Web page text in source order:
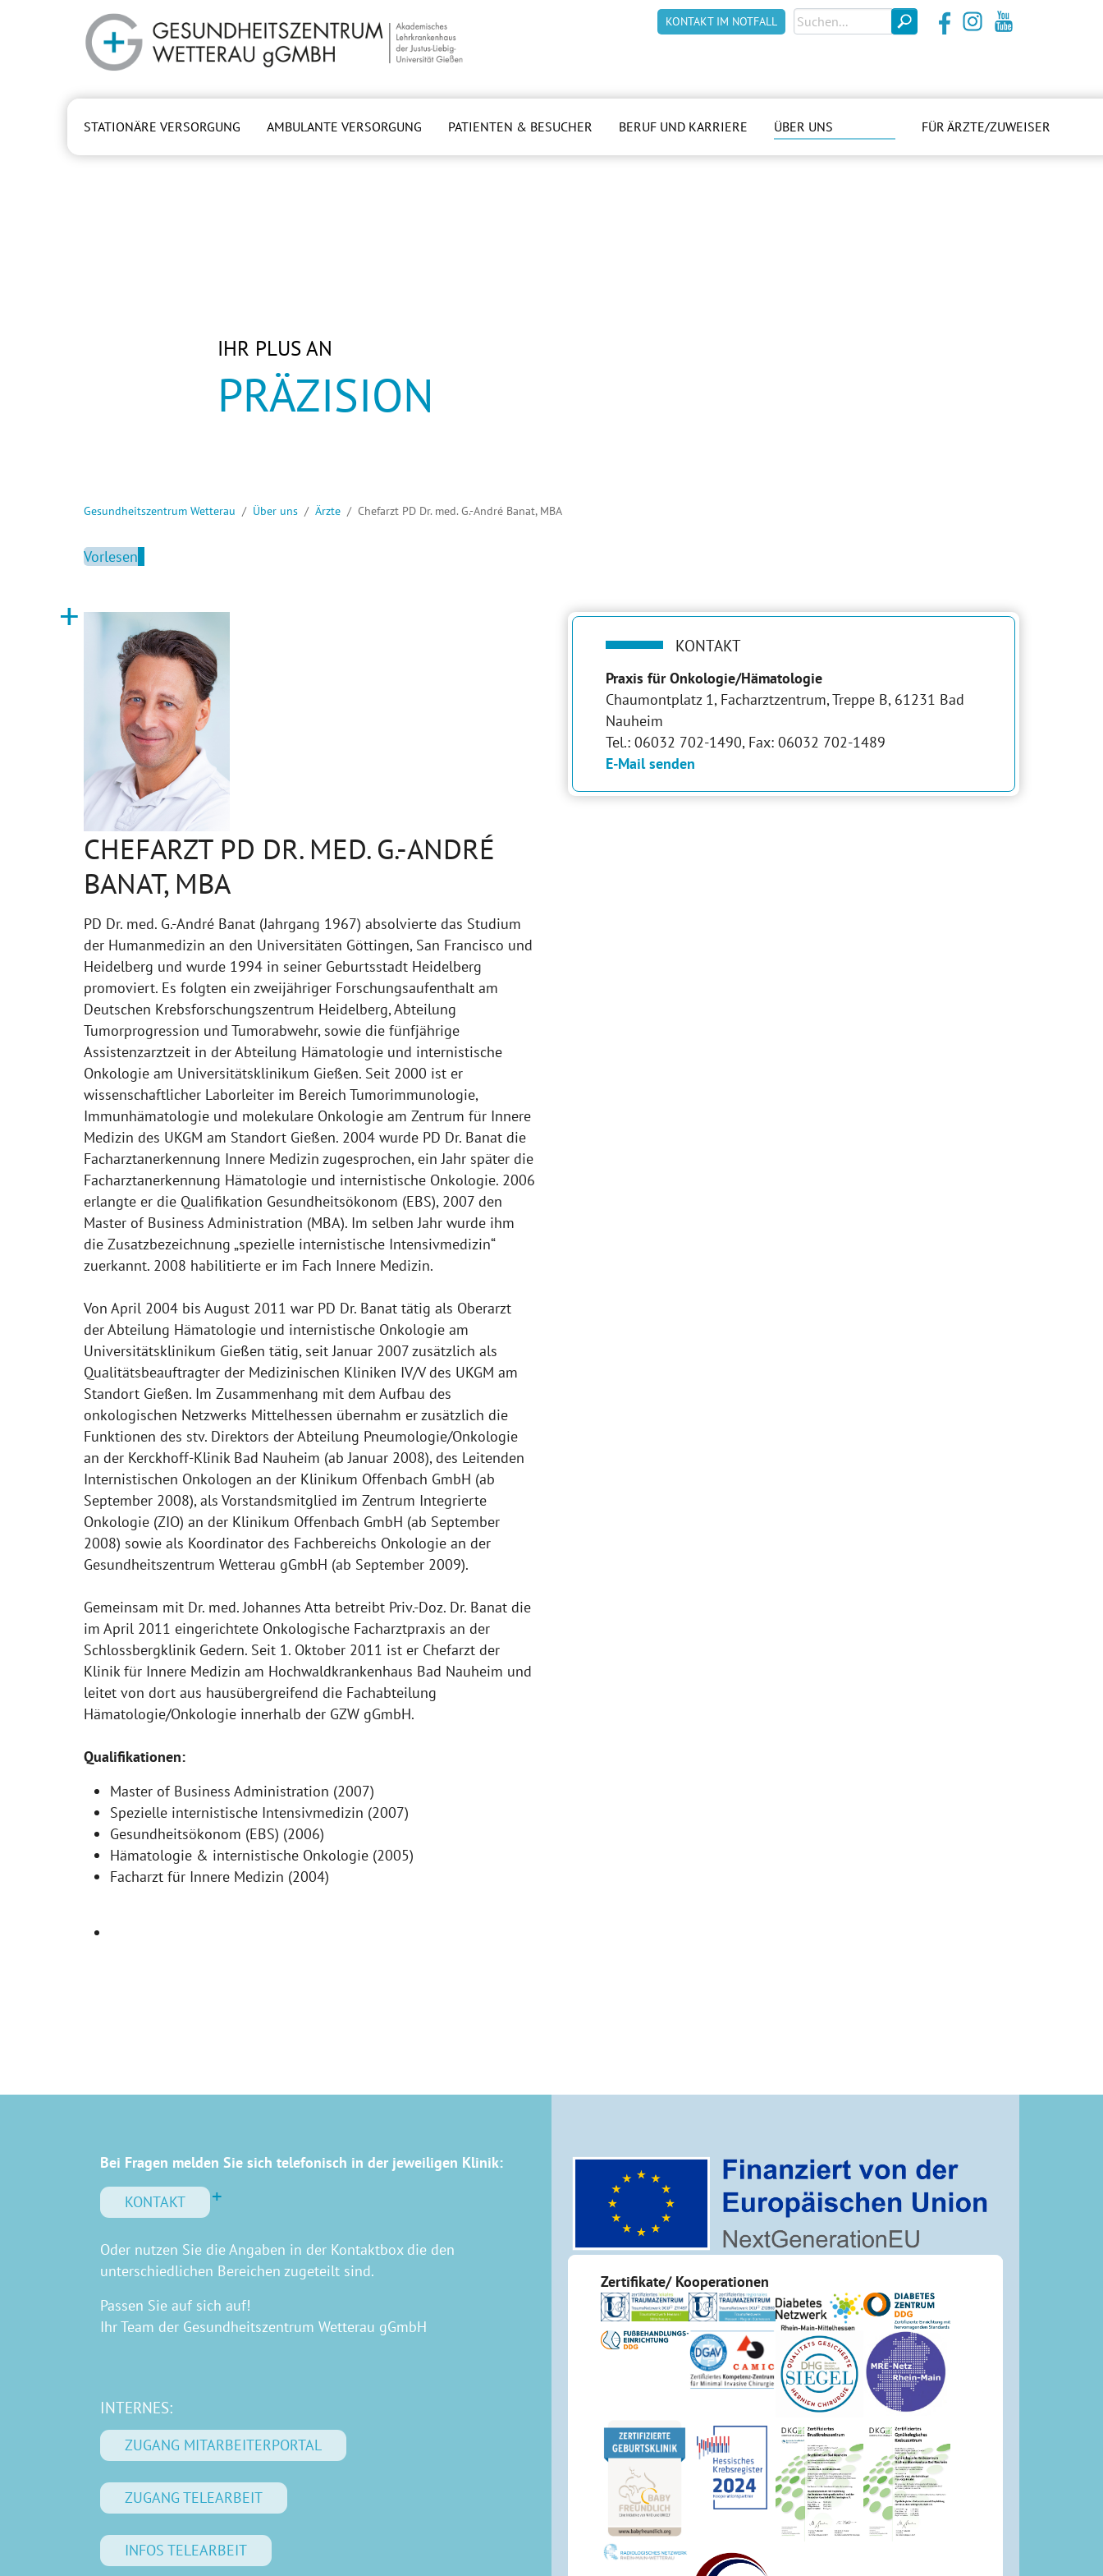
Zum Hauptinhalt springen
STATIONÄRE VERSORGUNG AMBULANTE VERSORGUNG PATIENTEN & BESUCHER BERUF UND KARRIERE ÜBER UNS FÜR ÄRZTE/ZUWEISER
KONTAKT IM NOTFALL
IHR PLUS AN
PRÄZISION
IHR PLUS AN
VERTRAUEN
Gesundheitszentrum Wetterau Über uns Ärzte Chefarzt PD Dr. med. G.-André Banat, MBA
Vorlesen
CHEFARZT PD DR. MED. G.-ANDRÉ
BANAT, MBA
PD Dr. med. G.-André Banat (Jahrgang 1967) absolvierte das Studium
der Humanmedizin an den Universitäten Göttingen, San Francisco und
Heidelberg und wurde 1994 in seiner Geburtsstadt Heidelberg
promoviert. Es folgten ein zweijähriger Forschungsaufenthalt am
Deutschen Krebsforschungszentrum Heidelberg, Abteilung
Tumorprogression und Tumorabwehr, sowie die fünfjährige
Assistenzarztzeit in der Abteilung Hämatologie und internistische
Onkologie am Universitätsklinikum Gießen. Seit 2000 ist er
wissenschaftlicher Laborleiter im Bereich Tumorimmunologie,
Immunhämatologie und molekulare Onkologie am Zentrum für Innere
Medizin des UKGM am Standort Gießen. 2004 wurde PD Dr. Banat die
Facharztanerkennung Innere Medizin zugesprochen, ein Jahr später die
Facharztanerkennung Hämatologie und internistische Onkologie. 2006
erlangte er die Qualifikation Gesundheitsökonom (EBS), 2007 den
Master of Business Administration (MBA). Im selben Jahr wurde ihm
die Zusatzbezeichnung „spezielle internistische Intensivmedizin“
zuerkannt. 2008 habilitierte er im Fach Innere Medizin.
Von April 2004 bis August 2011 war PD Dr. Banat tätig als Oberarzt
der Abteilung Hämatologie und internistische Onkologie am
Universitätsklinikum Gießen tätig, seit Januar 2007 zusätzlich als
Qualitätsbeauftragter der Medizinischen Kliniken IV/V des UKGM am
Standort Gießen. Im Zusammenhang mit dem Aufbau des
onkologischen Netzwerks Mittelhessen übernahm er zusätzlich die
Funktionen des stv. Direktors der Abteilung Pneumologie/Onkologie
an der Kerckhoff-Klinik Bad Nauheim (ab Januar 2008), des Leitenden
Internistischen Onkologen an der Klinikum Offenbach GmbH (ab
September 2008), als Vorstandsmitglied im Zentrum Integrierte
Onkologie (ZIO) an der Klinikum Offenbach GmbH (ab September
2008) sowie als Koordinator des Fachbereichs Onkologie an der
Gesundheitszentrum Wetterau gGmbH (ab September 2009).
Gemeinsam mit Dr. med. Johannes Atta betreibt Priv.-Doz. Dr. Banat die
im April 2011 eingerichtete Onkologische Facharztpraxis an der
Schlossbergklinik Gedern. Seit 1. Oktober 2011 ist er Chefarzt der
Klinik für Innere Medizin am Hochwaldkrankenhaus Bad Nauheim und
leitet von dort aus hausübergreifend die Fachabteilung
Hämatologie/Onkologie innerhalb der GZW gGmbH.
Qualifikationen:
Master of Business Administration (2007)
Spezielle internistische Intensivmedizin (2007)
Gesundheitsökonom (EBS) (2006)
Hämatologie & internistische Onkologie (2005)
Facharzt für Innere Medizin (2004)
KONTAKT
Praxis für Onkologie/Hämatologie
Chaumontplatz 1, Facharztzentrum, Treppe B, 61231 Bad
Nauheim
Tel.: 06032 702-1490, Fax: 06032 702-1489
E-Mail senden
Bei Fragen melden Sie sich telefonisch in der jeweiligen Klinik:
KONTAKT
Oder nutzen Sie die Angaben in der Kontaktbox die den
unterschiedlichen Bereichen zugeteilt sind.
Passen Sie auf sich auf!
Ihr Team der Gesundheitszentrum Wetterau gGmbH
INTERNES:
ZUGANG MITARBEITERPORTAL
ZUGANG TELEARBEIT
INFOS TELEARBEIT
Zertifikate/ Kooperationen